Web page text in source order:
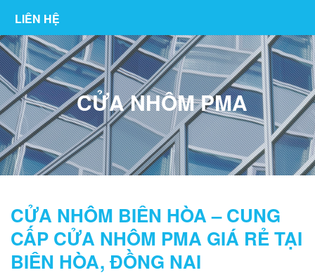
LIÊN HỆ
CỬA NHÔM PMA
CỬA NHÔM BIÊN HÒA – CUNG
CẤP CỬA NHÔM PMA GIÁ RẺ TẠI
BIÊN HÒA, ĐỒNG NAI